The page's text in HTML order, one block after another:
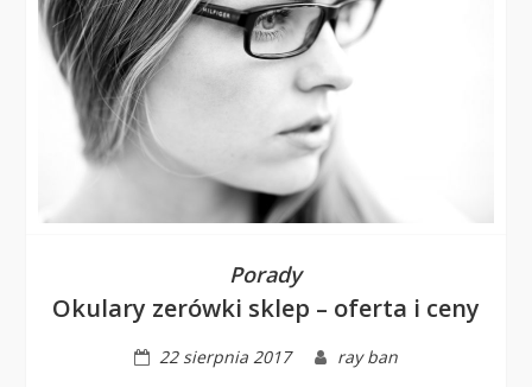
Porady
Okulary zerówki sklep – oferta i ceny
22 sierpnia 2017
ray ban